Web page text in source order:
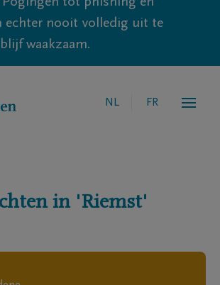
echter nooit volledig uit te
waakzaam.
NL FR
in 'Riemst'